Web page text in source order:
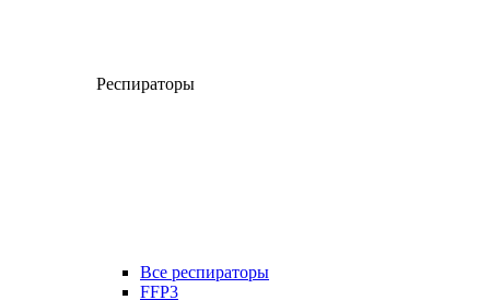
Респираторы
Все респираторы
FFP3